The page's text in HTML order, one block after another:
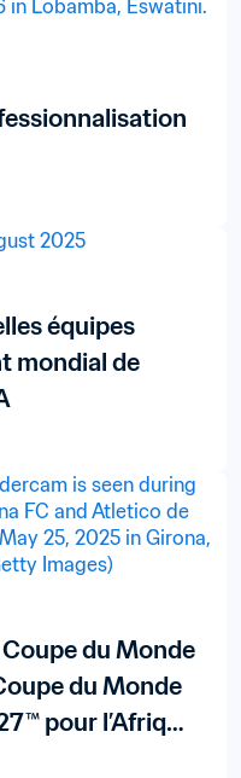
équipes
mondial de
du Monde
du Monde
pour l’Afrique
avec le